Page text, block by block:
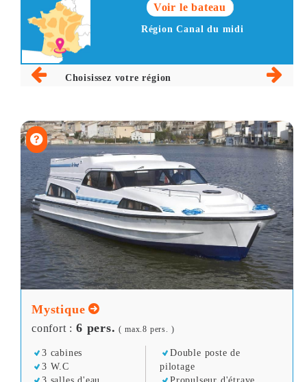
Voir le bateau
Région Canal du midi
Choisissez votre région
Mystique
confort : 6 pers. ( max.8 pers. )
3 cabines
3 W.C
Double poste de
pilotage